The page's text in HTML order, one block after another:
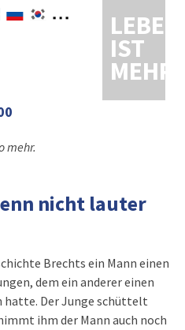
LEBEN
IST
MEHR
mehr.
nicht lauter
Brechts ein Mann einen
dem ein anderer einen
hatte. Der Junge schüttelt
ihm der Mann auch noch